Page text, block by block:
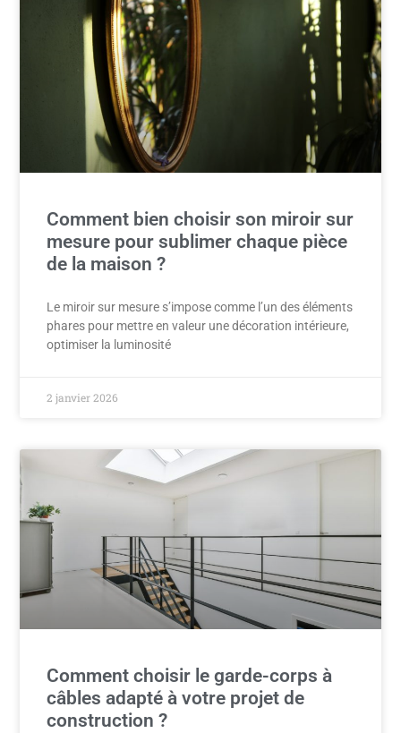
Comment bien choisir son miroir sur
mesure pour sublimer chaque pièce
de la maison ?
Le miroir sur mesure s’impose comme l’un des éléments
phares pour mettre en valeur une décoration intérieure,
optimiser la luminosité
2 janvier 2026
Comment choisir le garde-corps à
câbles adapté à votre projet de
construction ?